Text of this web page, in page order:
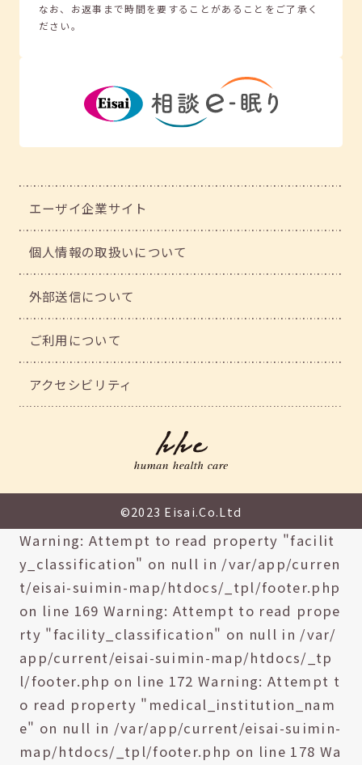
なお、お返事まで時間を要することがあることをご了承く
ださい。
エーザイ企業サイト
個人情報の取扱いについて
外部送信について
ご利用について
アクセシビリティ
©2023 Eisai.Co.Ltd
Warning: Attempt to read property "facilit
y_classification" on null in /var/app/curren
t/eisai-suimin-map/htdocs/_tpl/footer.php
on line 169 Warning: Attempt to read prope
rty "facility_classification" on null in /var/
app/current/eisai-suimin-map/htdocs/_tp
l/footer.php on line 172 Warning: Attempt t
o read property "medical_institution_nam
e" on null in /var/app/current/eisai-suimin-
map/htdocs/_tpl/footer.php on line 178 Wa